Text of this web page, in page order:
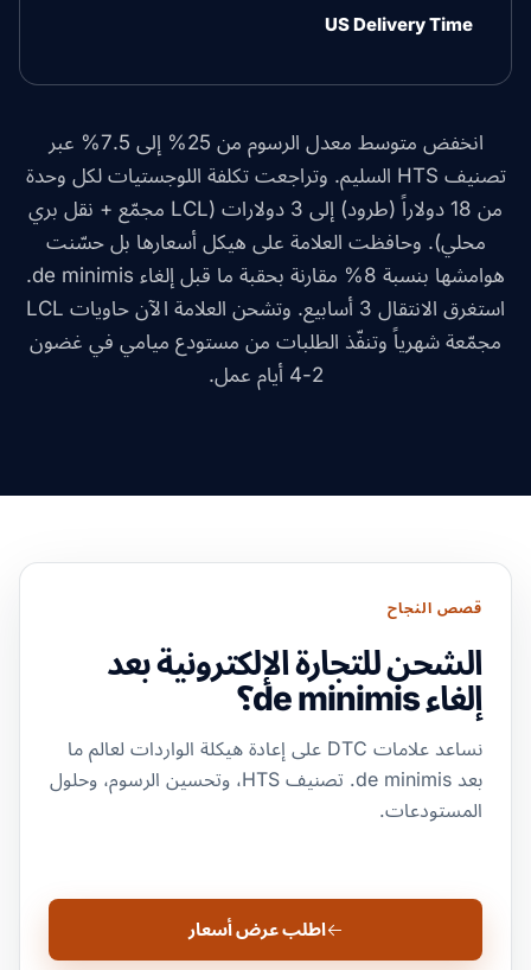
US Delivery Time
انخفض متوسط معدل الرسوم من 25% إلى 7.5% عبر
تصنيف HTS السليم. وتراجعت تكلفة اللوجستيات لكل وحدة
من 18 دولاراً (طرود) إلى 3 دولارات (LCL مجمّع + نقل بري
محلي). وحافظت العلامة على هيكل أسعارها بل حسّنت
هوامشها بنسبة 8% مقارنة بحقبة ما قبل إلغاء de minimis.
استغرق الانتقال 3 أسابيع. وتشحن العلامة الآن حاويات LCL
مجمّعة شهرياً وتنفّذ الطلبات من مستودع ميامي في غضون
2-4 أيام عمل.
قصص النجاح
الشحن للتجارة الإلكترونية بعد
إلغاء de minimis؟
نساعد علامات DTC على إعادة هيكلة الواردات لعالم ما
بعد de minimis. تصنيف HTS، وتحسين الرسوم، وحلول
المستودعات.
اطلب عرض أسعار